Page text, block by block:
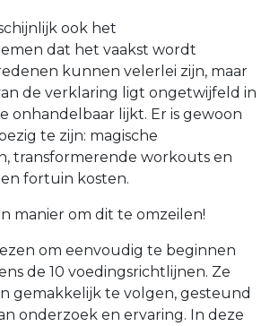
ook het
dat het vaakst wordt
kunnen velerlei zijn, maar
de verklaring ligt ongetwijfeld in
onhandelbaar lijkt. Er is gewoon
te zijn: magische
transformerende workouts en
fortuin kosten.
manier om dit te omzeilen!
om eenvoudig te beginnen
de 10 voedingsrichtlijnen. Ze
gemakkelijk te volgen, gesteund
onderzoek en ervaring. In deze